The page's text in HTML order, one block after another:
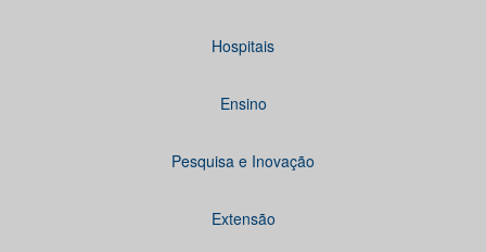
Hospitais
Ensino
Pesquisa e Inovação
Extensão